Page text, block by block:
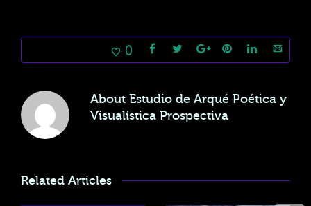
0
About Estudio de Arqué Poética y
Visualística Prospectiva
Related Articles